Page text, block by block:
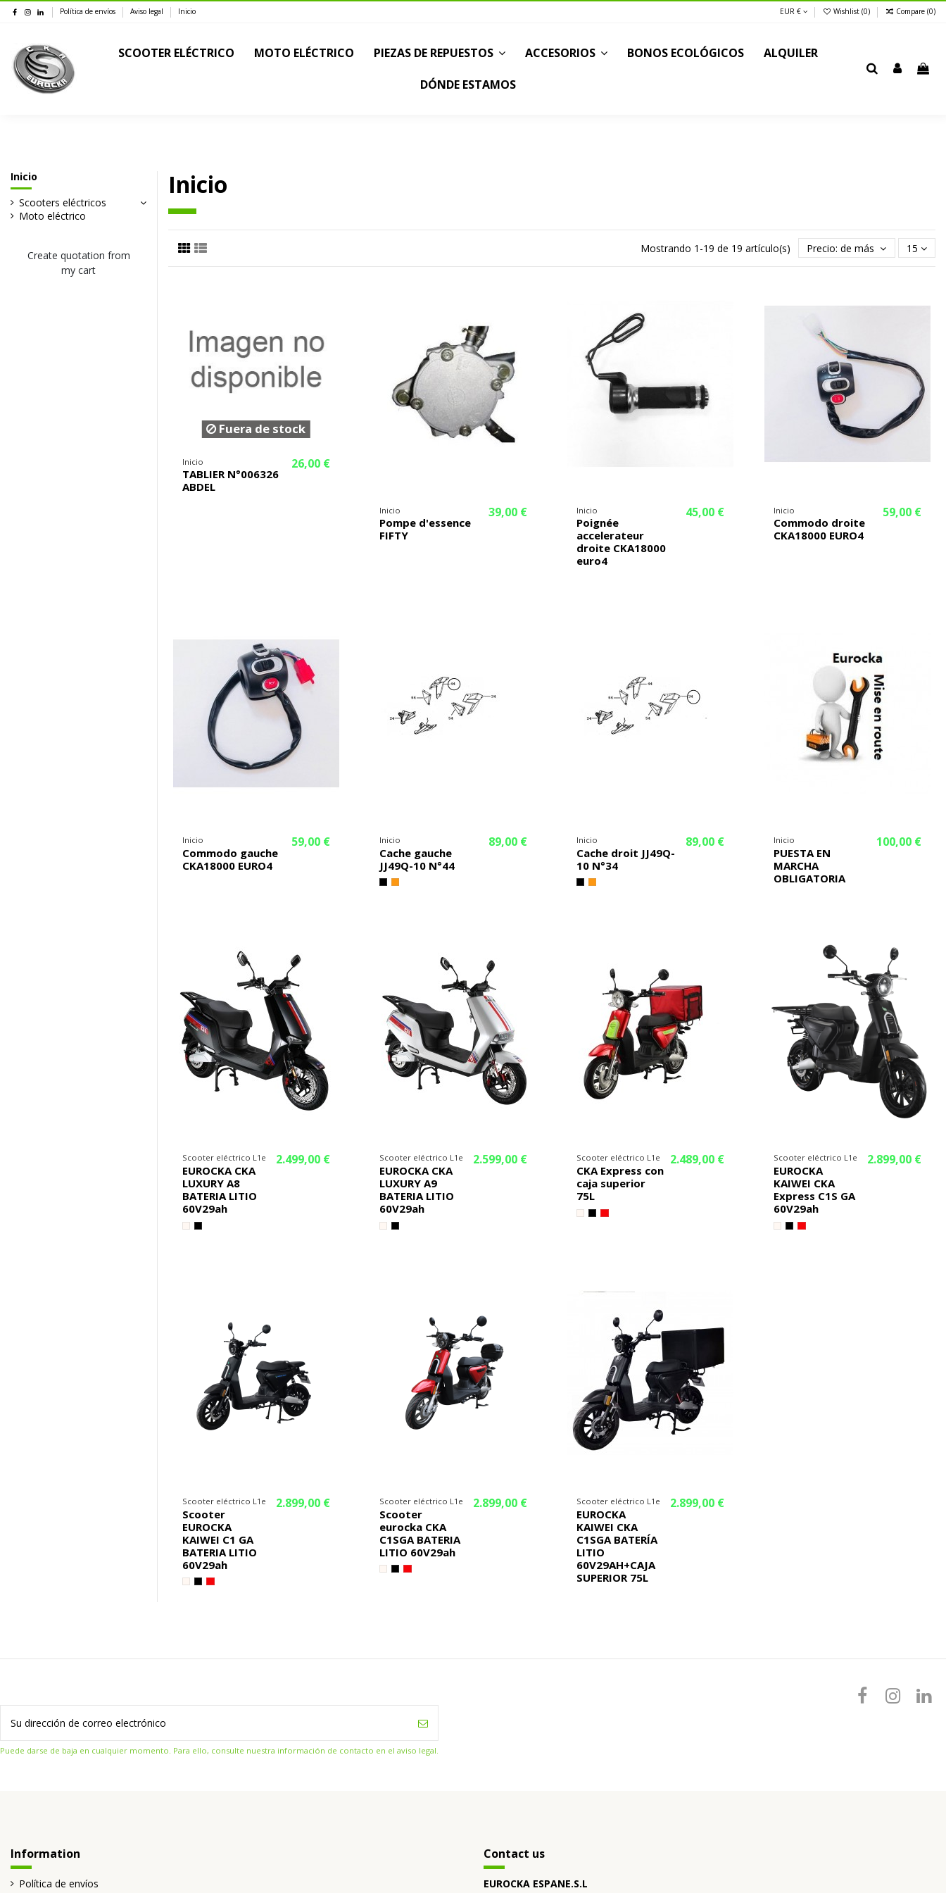
Política de envíos Aviso legal Inicio EUR € Wishlist (0) Compare (0)
SCOOTER ELÉCTRICO MOTO ELÉCTRICO PIEZAS DE REPUESTOS ACCESORIOS BONOS ECOLÓGICOS ALQUILER
DÓNDE ESTAMOS
Inicio
Mostrando 1-19 de 19 artículo(s) Precio: de más bajo a más
15
Fuera de stock
Inicio
TABLIER N°006326
ABDEL
26,00 €
Inicio
Pompe d'essence
FIFTY
39,00 € Inicio
Poignée
accelerateur
droite CKA18000
euro4
45,00 € Inicio
Commodo droite
CKA18000 EURO4
59,00 €
Inicio
Commodo gauche
CKA18000 EURO4
59,00 € Inicio
Cache gauche
JJ49Q-10 N°44
89,00 € Inicio
Cache droit JJ49Q-
10 N°34
89,00 € Inicio
PUESTA EN
MARCHA
OBLIGATORIA
100,00 €
Scooter eléctrico L1e
EUROCKA CKA
LUXURY A8
BATERIA LITIO
60V29ah
2.499,00 € Scooter eléctrico L1e
EUROCKA CKA
LUXURY A9
BATERIA LITIO
60V29ah
2.599,00 € Scooter eléctrico L1e
CKA Express con
caja superior
75L
2.489,00 € Scooter eléctrico L1e
EUROCKA
KAIWEI CKA
Express C1S GA
60V29ah
2.899,00 €
Scooter eléctrico L1e
Scooter
EUROCKA
KAIWEI C1 GA
BATERIA LITIO
60V29ah
2.899,00 € Scooter eléctrico L1e
Scooter
eurocka CKA
C1SGA BATERIA
LITIO 60V29ah
2.899,00 € Scooter eléctrico L1e
EUROCKA
KAIWEI CKA
C1SGA BATERÍA
LITIO
60V29AH+CAJA
SUPERIOR 75L
2.899,00 €
Inicio
Scooters eléctricos
Moto eléctrico
Create quotation from
my cart
Puede darse de baja en cualquier momento. Para ello, consulte nuestra información de contacto en el aviso legal.
Information
Política de envíos
Contact us
EUROCKA ESPANE.S.L